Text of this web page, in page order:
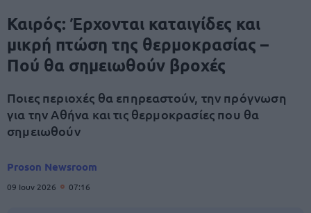
Καιρός: Έρχονται καταιγίδες και
μικρή πτώση της θερμοκρασίας –
Πού θα σημειωθούν βροχές
Ποιες περιοχές θα επηρεαστούν, την πρόγνωση
για την Αθήνα και τις θερμοκρασίες που θα
σημειωθούν
Proson Newsroom
09 Ιουν 2026 07:16